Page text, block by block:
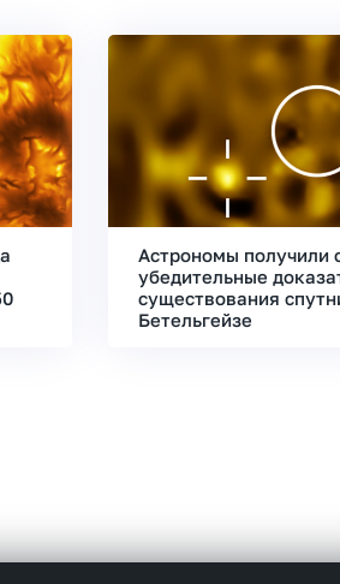
Астрономы получили
убедительные
существования
Бетельгейзе